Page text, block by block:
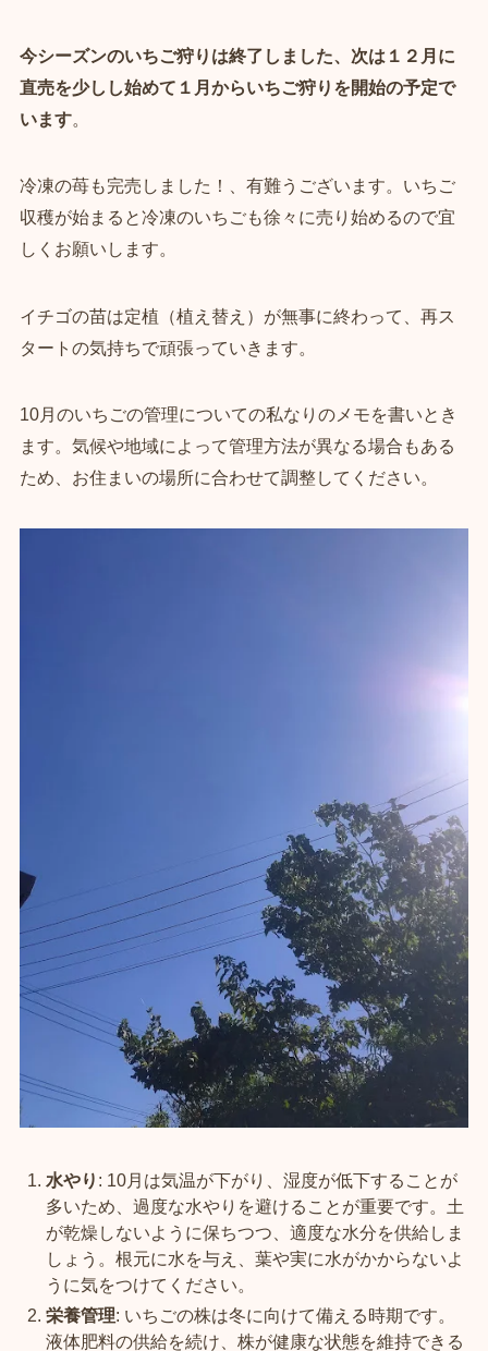
今シーズンのいちご狩りは終了しました、 次は１２月に
直売を少しし始めて１月からいちご狩りを開始の予定で
います。
冷凍の苺も完売しました！、有難うございます。いちご
収穫が始まると冷凍のいちごも徐々に売り始めるので宜
しくお願いします。
イチゴの苗は定植（植え替え）が無事に終わって、再ス
タートの気持ちで頑張っていきます。
10月のいちごの管理についての私なりのメモを書いとき
ます。気候や地域によって管理方法が異なる場合もある
ため、お住まいの場所に合わせて調整してください。
水やり : 10月は気温が下がり、湿度が低下することが
多いため、過度な水やりを避けることが重要です。土
が乾燥しないように保ちつつ、適度な水分を供給しま
しょう。根元に水を与え、葉や実に水がかからないよ
うに気をつけてください。
栄養管理: いちごの株は冬に向けて備える時期です。
液体肥料の供給を続け、株が健康な状態を維持できる